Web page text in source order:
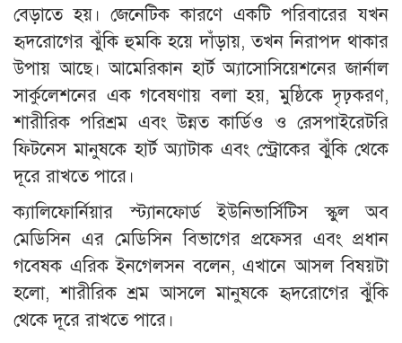
বেড়াতে হয়। জেনেটিক কারণে একটি পরিবারের যখন
হৃদরোগের ঝুঁকি হুমকি হয়ে দাঁড়ায়, তখন নিরাপদ থাকার
উপায় আছে। আমেরিকান হার্ট অ্যাসোসিয়েশনের জার্নাল
সার্কুলেশনের এক গবেষণায় বলা হয়, মুষ্ঠিকে দৃঢ়করণ,
শারীরিক পরিশ্রম এবং উন্নত কার্ডিও ও রেসপাইরেটরি
ফিটনেস মানুষকে হার্ট অ্যাটাক এবং স্ট্রোকের ঝুঁকি থেকে
দূরে রাখতে পারে।
ক্যালিফোর্নিয়ার স্ট্যানফোর্ড ইউনিভার্সিটিস স্কুল অব
মেডিসিন এর মেডিসিন বিভাগের প্রফেসর এবং প্রধান
গবেষক এরিক ইনগেলসন বলেন, এখানে আসল বিষয়টা
হলো, শারীরিক শ্রম আসলে মানুষকে হৃদরোগের ঝুঁকি
থেকে দূরে রাখতে পারে।